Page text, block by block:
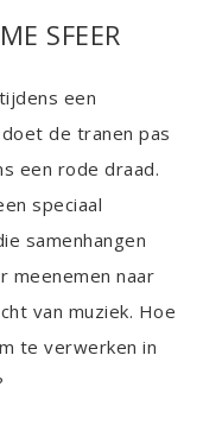
SFEER
een
de tranen pas
een rode draad.
speciaal
samenhangen
meenemen naar
van muziek. Hoe
te verwerken in